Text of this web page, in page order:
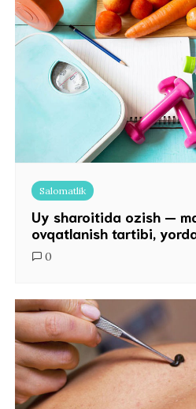
Salomatlik
Uy sharoitida ozish —
ovqatlanish tartibi,
0